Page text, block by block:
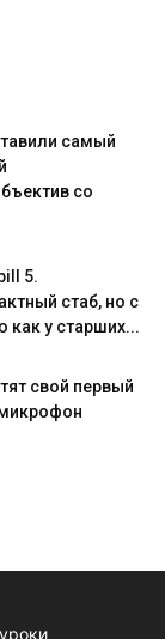
самый
со
5.
стаб, но с
у старших...
свой первый